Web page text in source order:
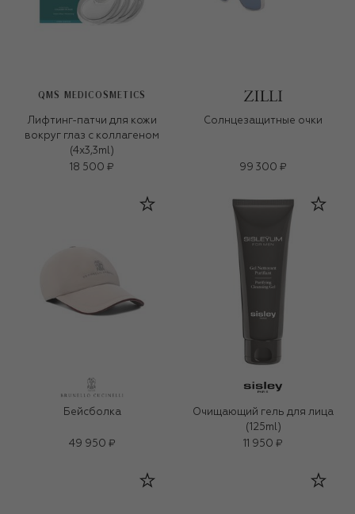
QMS MEDICOSMETICS
Лифтинг-патчи для кожи
вокруг глаз с коллагеном
(4x3,3ml)
18 500 ₽
Солнцезащитные очки
99 300 ₽
Бейсболка
49 950 ₽
Очищающий гель для лица
(125ml)
11 950 ₽